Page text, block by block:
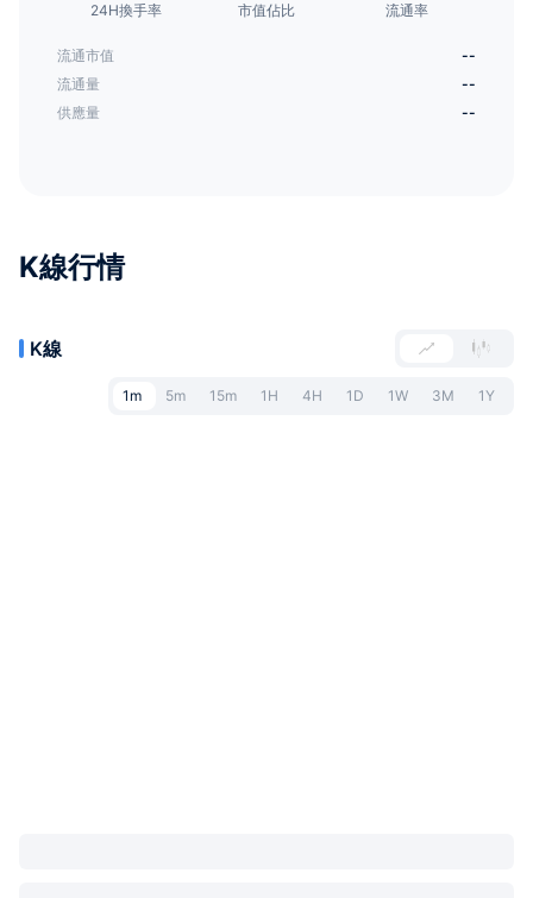
24H換手率 市值佔比 流通率
流通市值
--
流通量
--
供應量
--
K線行情
K線
1m 5m 15m 1H 4H 1D 1W 3M 1Y